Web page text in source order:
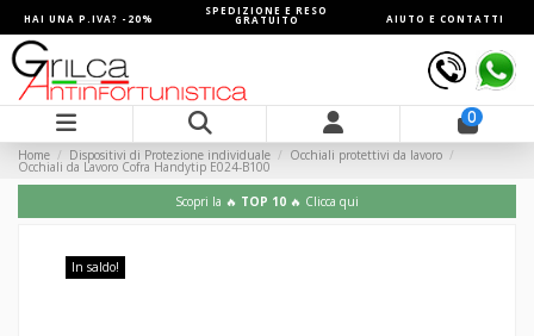
HAI UNA P.IVA? -20%
SPEDIZIONE E RESO
GRATUITO AIUTO E CONTATTI
0
Home Dispositivi di Protezione individuale Occhiali protettivi da lavoro
Occhiali da Lavoro Cofra Handytip E024-B100
Scopri la 🔥 TOP 10 🔥 Clicca qui
In saldo!